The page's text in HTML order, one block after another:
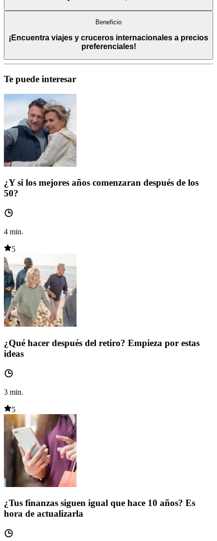
Beneficio
¡Encuentra viajes y cruceros internacionales a precios
preferenciales!
Te puede interesar
¿Y si los mejores años comenzaran después de los
50?
4 min.
5
¿Qué hacer después del retiro? Empieza por estas
ideas
3 min.
5
¿Tus finanzas siguen igual que hace 10 años? Es
hora de actualizarla